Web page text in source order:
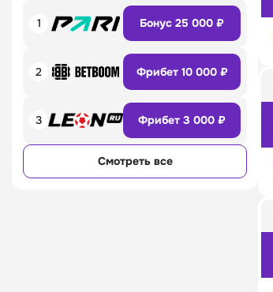
1 Бонус 25 000 ₽
2 Фрибет 10 000 ₽
3 Фрибет 3 000 ₽
Смотреть все